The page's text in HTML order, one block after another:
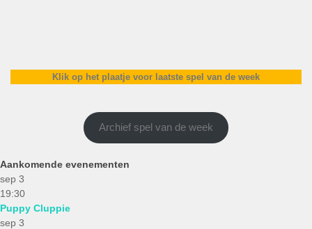
Klik op het plaatje voor laatste spel van de week
Archief spel van de week
Aankomende evenementen
sep 3
19:30
Puppy Cluppie
sep 3